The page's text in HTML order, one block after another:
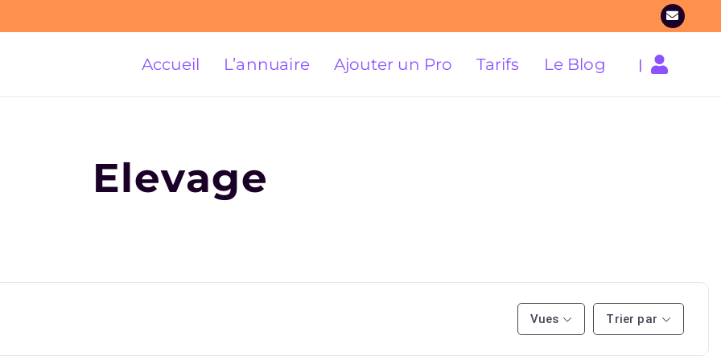
Accueil L’annuaire Ajouter un Pro Tarifs Le Blog |
Elevage
Vues Trier par